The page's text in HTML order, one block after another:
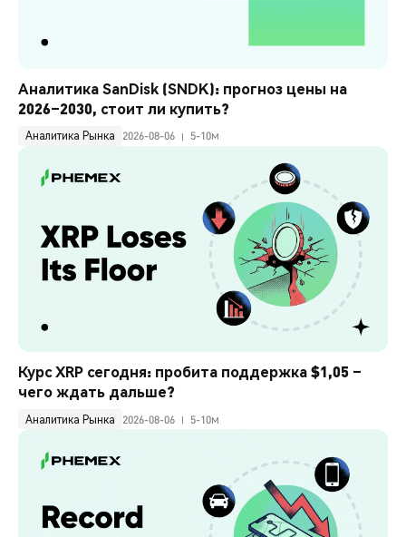
Аналитика SanDisk (SNDK): прогноз цены на
2026–2030, стоит ли купить?
Аналитика Рынка 2026-08-06 5-10м
Курс XRP сегодня: пробита поддержка $1,05 –
чего ждать дальше?
Аналитика Рынка 2026-08-06 5-10м